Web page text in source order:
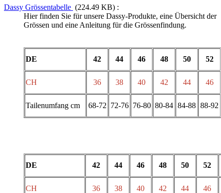
Dassy Grössentabelle (224.49 KB) :
Hier finden Sie für unsere Dassy-Produkte, eine Übersicht der
Grössen und eine Anleitung für die Grössenfindung.
DE 42 44 46 48 50 52
CH 36 38 40 42 44 46
Tailenumfang cm 68-72 72-76 76-80 80-84 84-88 88-92
DE 42 44 46 48 50 52
CH 36 38 40 42 44 46